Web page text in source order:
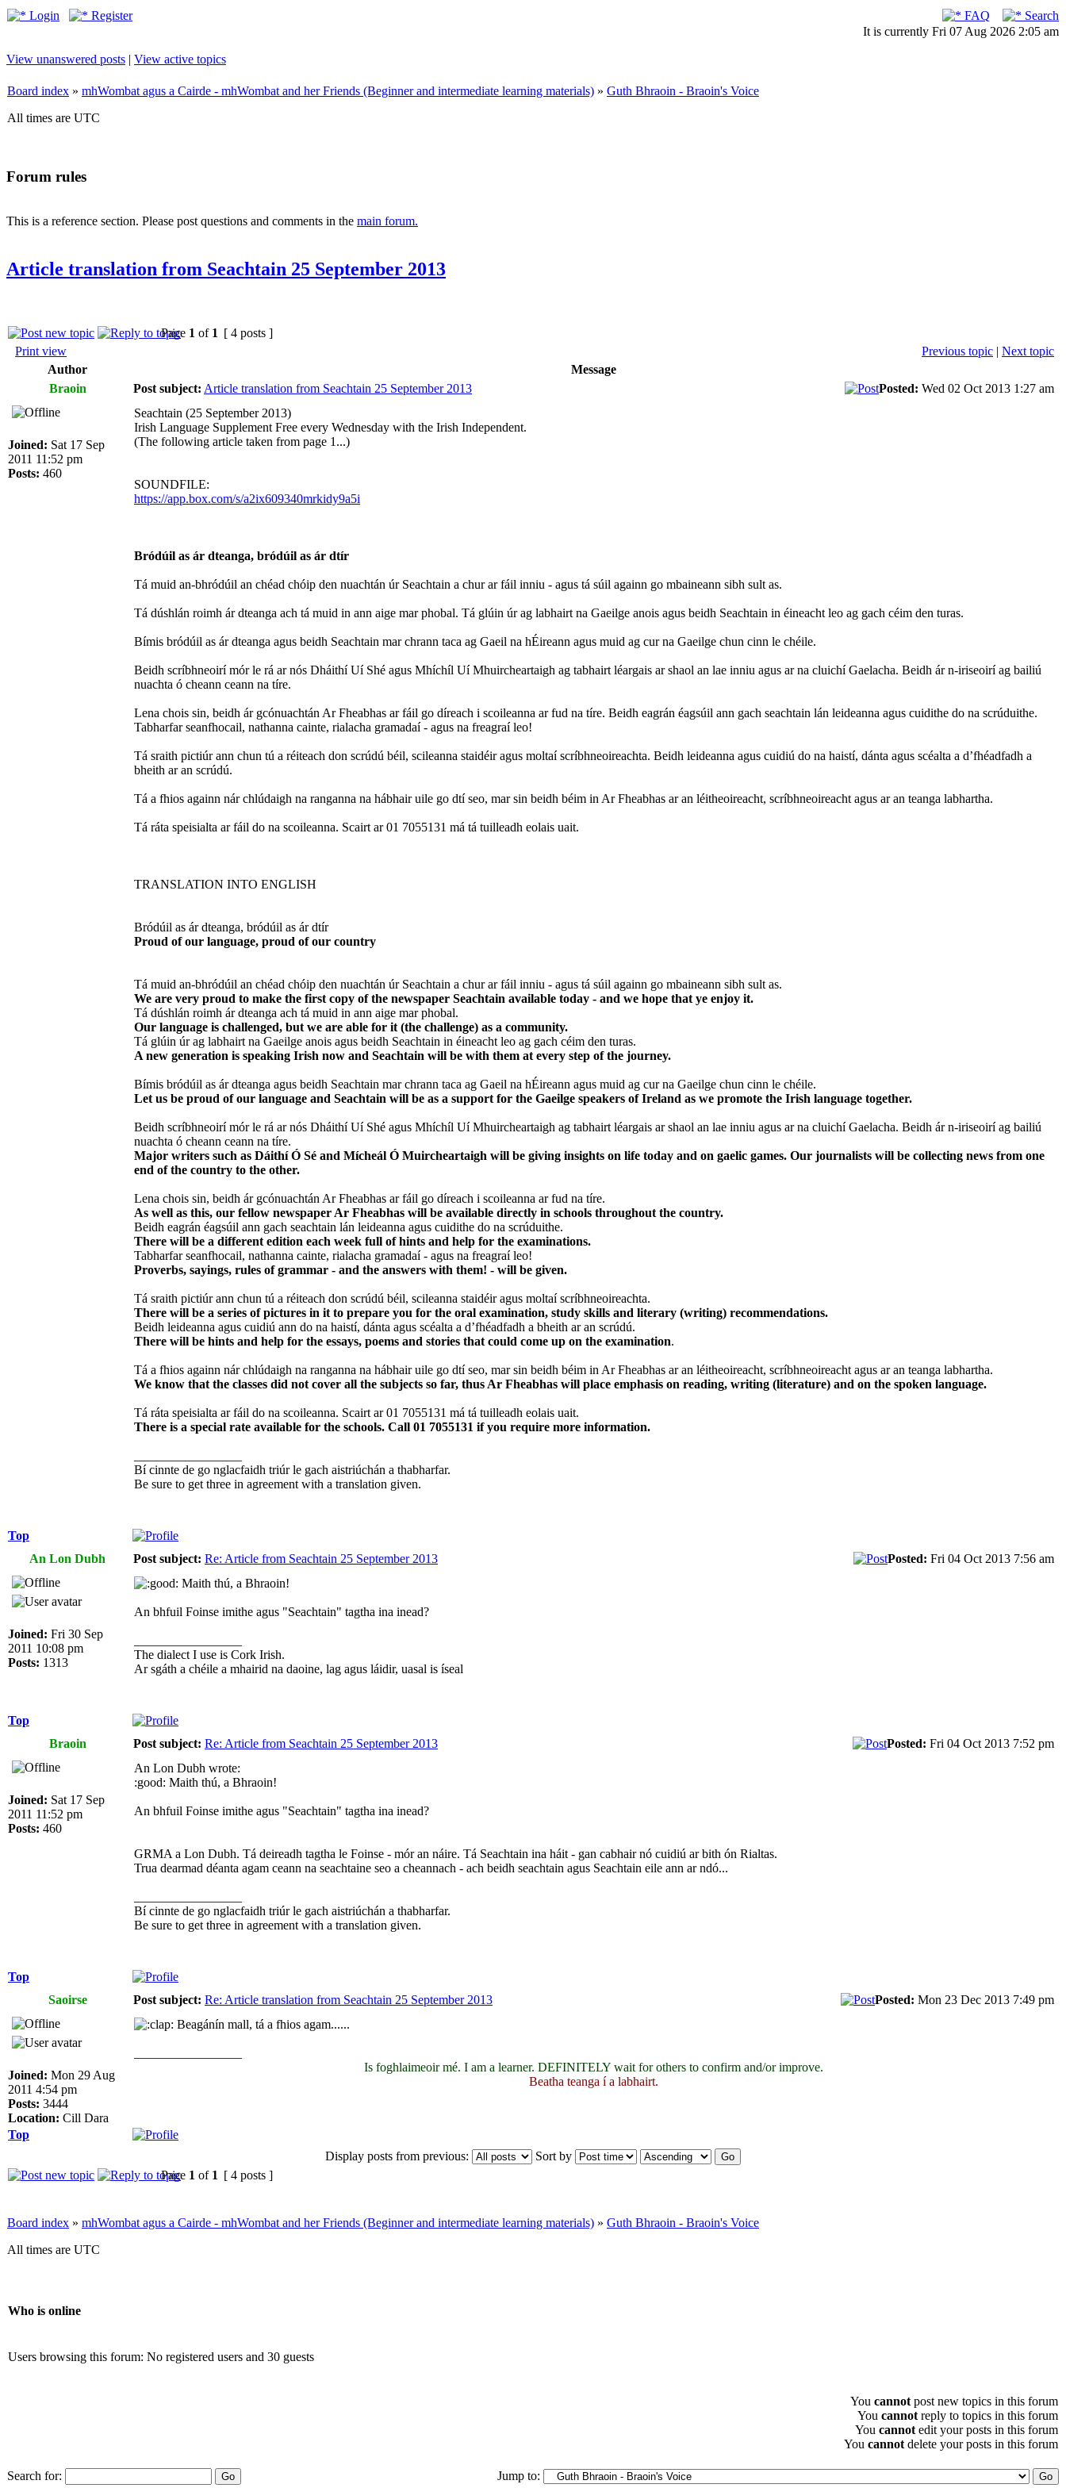
Login Register FAQ
Search
It is currently Fri 07 Aug 2026 2:05 am
View unanswered posts | View active topics
Board index » mhWombat agus a Cairde - mhWombat and her Friends (Beginner and intermediate learning materials) » Guth Bhraoin - Braoin's Voice
All times are UTC
Forum rules
This is a reference section. Please post questions and comments in the main forum.
Article translation from Seachtain 25 September 2013
Page 1 of 1 [ 4 posts ]
Print view
Previous topic | Next topic
Author
Message
Braoin
Post subject: Article translation from Seachtain 25 September 2013 Posted: Wed 02 Oct 2013 1:27 am
Joined: Sat 17 Sep
2011 11:52 pm
Posts: 460
Seachtain (25 September 2013)
Irish Language Supplement Free every Wednesday with the Irish Independent.
(The following article taken from page 1...)
SOUNDFILE:
https://app.box.com/s/a2ix609340mrkidy9a5i
Bródúil as ár dteanga, bródúil as ár dtír
Tá muid an-bhródúil an chéad chóip den nuachtán úr Seachtain a chur ar fáil inniu - agus tá súil againn go mbaineann sibh sult as.
Tá dúshlán roimh ár dteanga ach tá muid in ann aige mar phobal. Tá glúin úr ag labhairt na Gaeilge anois agus beidh Seachtain in éineacht leo ag gach céim den turas.
Bímis bródúil as ár dteanga agus beidh Seachtain mar chrann taca ag Gaeil na hÉireann agus muid ag cur na Gaeilge chun cinn le chéile.
Beidh scríbhneoirí mór le rá ar nós Dháithí Uí Shé agus Mhíchíl Uí Mhuircheartaigh ag tabhairt léargais ar shaol an lae inniu agus ar na cluichí Gaelacha. Beidh ár n-iriseoirí ag bailiú
nuachta ó cheann ceann na tíre.
Lena chois sin, beidh ár gcónuachtán Ar Fheabhas ar fáil go díreach i scoileanna ar fud na tíre. Beidh eagrán éagsúil ann gach seachtain lán leideanna agus cuidithe do na scrúduithe.
Tabharfar seanfhocail, nathanna cainte, rialacha gramadaí - agus na freagraí leo!
Tá sraith pictiúr ann chun tú a réiteach don scrúdú béil, scileanna staidéir agus moltaí scríbhneoireachta. Beidh leideanna agus cuidiú do na haistí, dánta agus scéalta a d’fhéadfadh a
bheith ar an scrúdú.
Tá a fhios againn nár chlúdaigh na ranganna na hábhair uile go dtí seo, mar sin beidh béim in Ar Fheabhas ar an léitheoireacht, scríbhneoireacht agus ar an teanga labhartha.
Tá ráta speisialta ar fáil do na scoileanna. Scairt ar 01 7055131 má tá tuilleadh eolais uait.
TRANSLATION INTO ENGLISH
Bródúil as ár dteanga, bródúil as ár dtír
Proud of our language, proud of our country
Tá muid an-bhródúil an chéad chóip den nuachtán úr Seachtain a chur ar fáil inniu - agus tá súil againn go mbaineann sibh sult as.
We are very proud to make the first copy of the newspaper Seachtain available today - and we hope that ye enjoy it.
Tá dúshlán roimh ár dteanga ach tá muid in ann aige mar phobal.
Our language is challenged, but we are able for it (the challenge) as a community.
Tá glúin úr ag labhairt na Gaeilge anois agus beidh Seachtain in éineacht leo ag gach céim den turas.
A new generation is speaking Irish now and Seachtain will be with them at every step of the journey.
Bímis bródúil as ár dteanga agus beidh Seachtain mar chrann taca ag Gaeil na hÉireann agus muid ag cur na Gaeilge chun cinn le chéile.
Let us be proud of our language and Seachtain will be as a support for the Gaeilge speakers of Ireland as we promote the Irish language together.
Beidh scríbhneoirí mór le rá ar nós Dháithí Uí Shé agus Mhíchíl Uí Mhuircheartaigh ag tabhairt léargais ar shaol an lae inniu agus ar na cluichí Gaelacha. Beidh ár n-iriseoirí ag bailiú
nuachta ó cheann ceann na tíre.
Major writers such as Dáithí Ó Sé and Mícheál Ó Muircheartaigh will be giving insights on life today and on gaelic games. Our journalists will be collecting news from one
end of the country to the other.
Lena chois sin, beidh ár gcónuachtán Ar Fheabhas ar fáil go díreach i scoileanna ar fud na tíre.
As well as this, our fellow newspaper Ar Fheabhas will be available directly in schools throughout the country.
Beidh eagrán éagsúil ann gach seachtain lán leideanna agus cuidithe do na scrúduithe.
There will be a different edition each week full of hints and help for the examinations.
Tabharfar seanfhocail, nathanna cainte, rialacha gramadaí - agus na freagraí leo!
Proverbs, sayings, rules of grammar - and the answers with them! - will be given.
Tá sraith pictiúr ann chun tú a réiteach don scrúdú béil, scileanna staidéir agus moltaí scríbhneoireachta.
There will be a series of pictures in it to prepare you for the oral examination, study skills and literary (writing) recommendations.
Beidh leideanna agus cuidiú ann do na haistí, dánta agus scéalta a d’fhéadfadh a bheith ar an scrúdú.
There will be hints and help for the essays, poems and stories that could come up on the examination.
Tá a fhios againn nár chlúdaigh na ranganna na hábhair uile go dtí seo, mar sin beidh béim in Ar Fheabhas ar an léitheoireacht, scríbhneoireacht agus ar an teanga labhartha.
We know that the classes did not cover all the subjects so far, thus Ar Fheabhas will place emphasis on reading, writing (literature) and on the spoken language.
Tá ráta speisialta ar fáil do na scoileanna. Scairt ar 01 7055131 má tá tuilleadh eolais uait.
There is a special rate available for the schools. Call 01 7055131 if you require more information.
Bí cinnte de go nglacfaidh triúr le gach aistriúchán a thabharfar.
Be sure to get three in agreement with a translation given.
Top
An Lon Dubh
Post subject: Re: Article from Seachtain 25 September 2013 Posted: Fri 04 Oct 2013 7:56 am
Joined: Fri 30 Sep
2011 10:08 pm
Posts: 1313
Maith thú, a Bhraoin!
An bhfuil Foinse imithe agus "Seachtain" tagtha ina inead?
The dialect I use is Cork Irish.
Ar sgáth a chéile a mhairid na daoine, lag agus láidir, uasal is íseal
Top
Braoin
Post subject: Re: Article from Seachtain 25 September 2013 Posted: Fri 04 Oct 2013 7:52 pm
Joined: Sat 17 Sep
2011 11:52 pm
Posts: 460
An Lon Dubh wrote:
:good: Maith thú, a Bhraoin!
An bhfuil Foinse imithe agus "Seachtain" tagtha ina inead?
GRMA a Lon Dubh. Tá deireadh tagtha le Foinse - mór an náire. Tá Seachtain ina háit - gan cabhair nó cuidiú ar bith ón Rialtas.
Trua dearmad déanta agam ceann na seachtaine seo a cheannach - ach beidh seachtain agus Seachtain eile ann ar ndó...
Bí cinnte de go nglacfaidh triúr le gach aistriúchán a thabharfar.
Be sure to get three in agreement with a translation given.
Top
Saoirse
Post subject: Re: Article translation from Seachtain 25 September 2013 Posted: Mon 23 Dec 2013 7:49 pm
Joined: Mon 29 Aug
2011 4:54 pm
Posts: 3444
Location: Cill Dara
Beagánín mall, tá a fhios agam......
Is foghlaimeoir mé. I am a learner. DEFINITELY wait for others to confirm and/or improve.
Beatha teanga í a labhairt.
Top
Display posts from previous:
Sort by
Page 1 of 1 [ 4 posts ]
Board index » mhWombat agus a Cairde - mhWombat and her Friends (Beginner and intermediate learning materials) » Guth Bhraoin - Braoin's Voice
All times are UTC
Who is online
Users browsing this forum: No registered users and 30 guests
You cannot post new topics in this forum
You cannot reply to topics in this forum
You cannot edit your posts in this forum
You cannot delete your posts in this forum
Search for:
Jump to: